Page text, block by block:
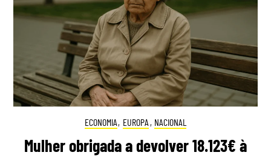
ECONOMIA, EUROPA , NACIONAL
Mulher obrigada a devolver 18.123€ à